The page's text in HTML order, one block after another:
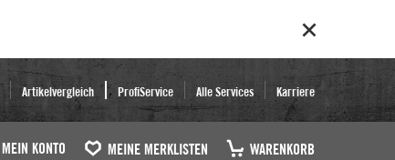
Artikelvergleich ProfiService Alle Services Karriere
MEIN KONTO MEINE MERKLISTEN WARENKORB